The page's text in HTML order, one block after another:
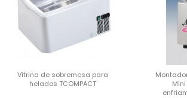
Vitrina de sobremesa para
helados TCOMPACT